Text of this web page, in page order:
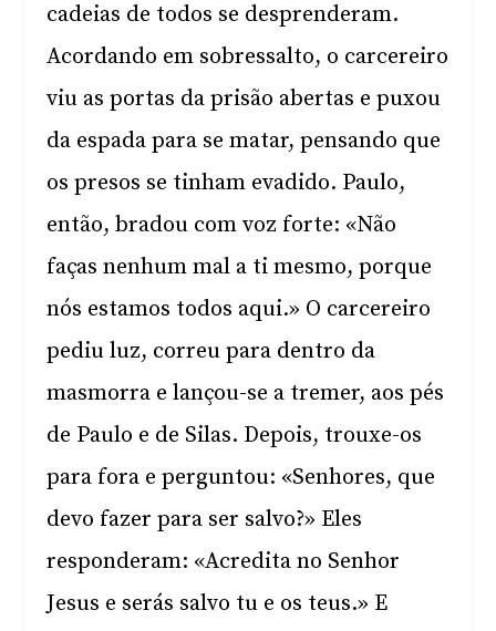
cadeias de todos se desprenderam.
Acordando em sobressalto, o carcereiro
viu as portas da prisão abertas e puxou
da espada para se matar, pensando que
os presos se tinham evadido. Paulo,
então, bradou com voz forte: «Não
faças nenhum mal a ti mesmo, porque
nós estamos todos aqui.» O carcereiro
pediu luz, correu para dentro da
masmorra e lançou-se a tremer, aos pés
de Paulo e de Silas. Depois, trouxe-os
para fora e perguntou: «Senhores, que
devo fazer para ser salvo?» Eles
responderam: «Acredita no Senhor
Jesus e serás salvo tu e os teus.» E